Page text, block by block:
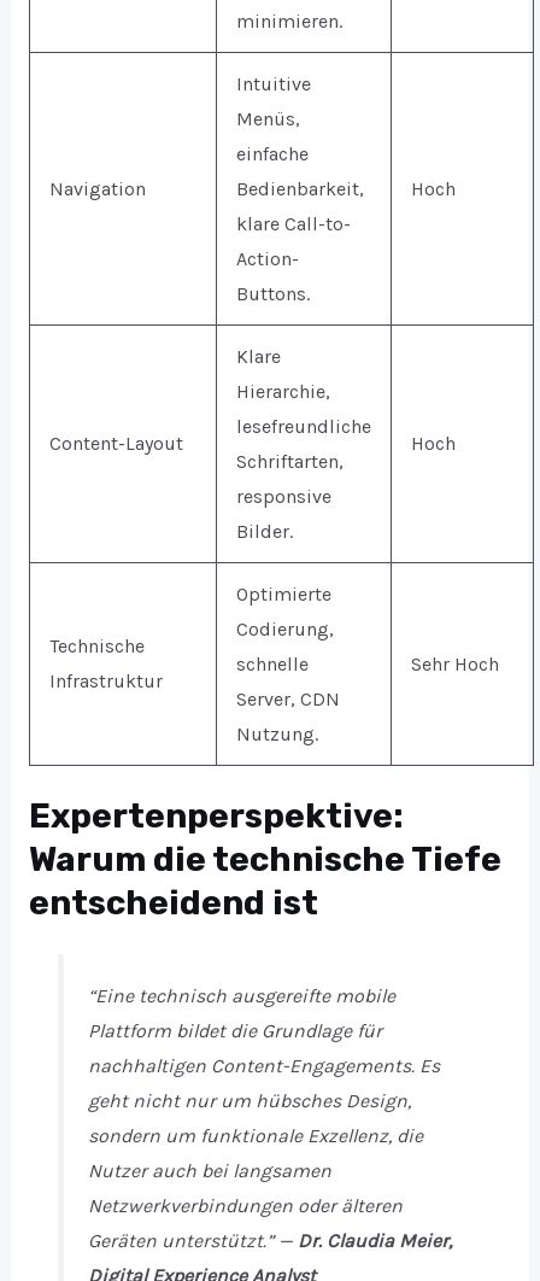
minimieren.
Navigation
Intuitive
Menüs,
einfache
Bedienbarkeit,
klare Call-to-
Action-
Buttons.
Hoch
Content-Layout
Klare
Hierarchie,
lesefreundliche
Schriftarten,
responsive
Bilder.
Hoch
Technische
Infrastruktur
Optimierte
Codierung,
schnelle
Server, CDN
Nutzung.
Sehr Hoch
Expertenperspektive:
Warum die technische Tiefe
entscheidend ist
“Eine technisch ausgereifte mobile
Plattform bildet die Grundlage für
nachhaltigen Content-Engagements. Es
geht nicht nur um hübsches Design,
sondern um funktionale Exzellenz, die
Nutzer auch bei langsamen
Netzwerkverbindungen oder älteren
Geräten unterstützt.” — Dr. Claudia Meier,
Digital Experience Analyst